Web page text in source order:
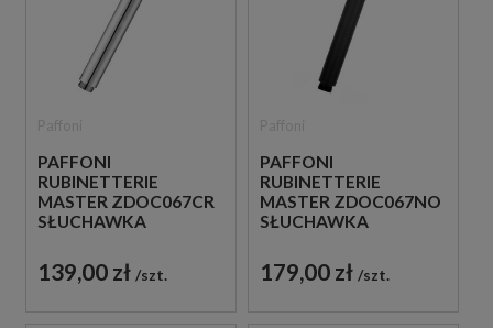
PAFFONI
RUBINETTERIE
MASTER ZDOC067CR
SŁUCHAWKA
CHROM
139,00 zł szt.
PAFFONI
RUBINETTERIE
MASTER ZDOC067NO
SŁUCHAWKA
CZARNA
179,00 zł szt.